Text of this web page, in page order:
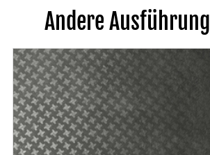
Andere Ausführung